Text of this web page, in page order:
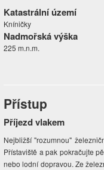
Katastrální území
Kníničky
Nadmořská výška
225 m.n.m.
Přístup
Příjezd vlakem
Nejbližší "rozumnou"
Přístaviště a pak pokračujte
nebo lodní dopravou. Ze